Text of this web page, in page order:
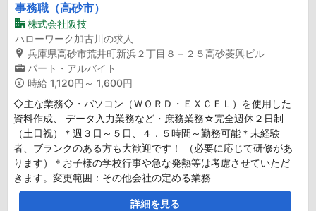
事務職（高砂市）
株式会社阪技
ハローワーク加古川の求人
兵庫県高砂市荒井町新浜２丁目８－２５高砂菱興ビル
パート・アルバイト
時給 1,120円～ 1,600円
◇主な業務◇・パソコン（ＷＯＲＤ・ＥＸＣＥＬ）を使用した
資料作成、 データ入力業務など・庶務業務☆完全週休２日制
（土日祝）＊週３日～５日、４．５時間～勤務可能＊未経験
者、ブランクのある方も大歓迎です！ （必要に応じて研修があ
ります）＊お子様の学校行事や急な発熱等は考慮させていただ
きます。変更範囲：その他会社の定める業務
詳細を見る